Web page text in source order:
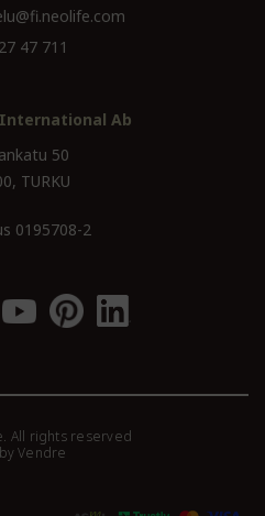
47 711
Ab
50
TURKU
0195708-2
All rights reserved
Vendre